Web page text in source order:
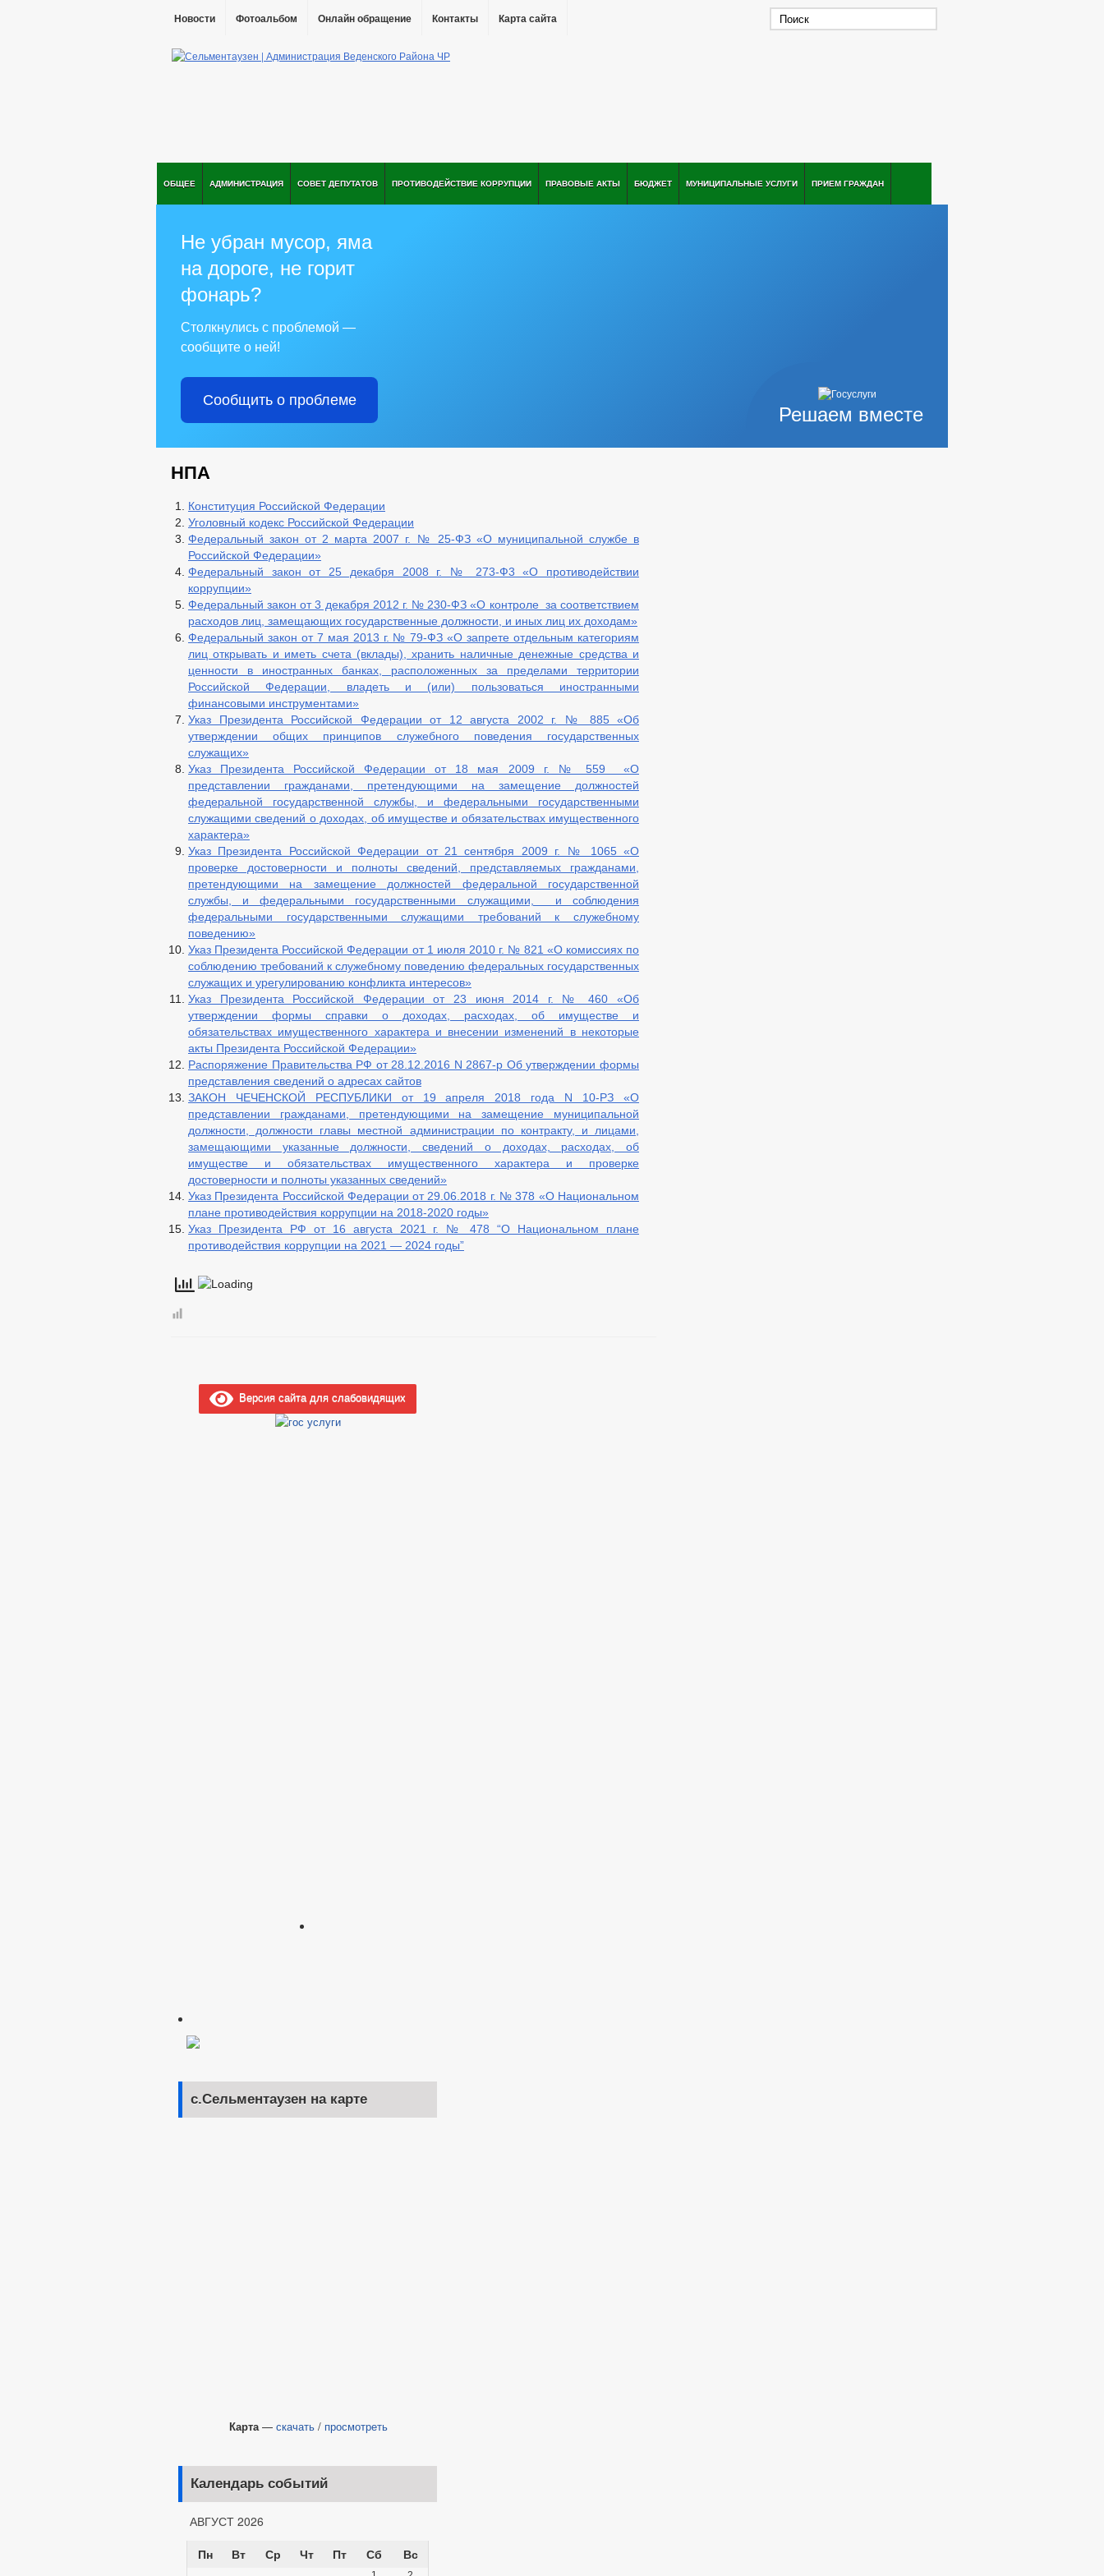
Новости Фотоальбом Онлайн обращение Контакты Карта сайта
ОБЩЕЕ АДМИНИСТРАЦИЯ СОВЕТ ДЕПУТАТОВ ПРОТИВОДЕЙСТВИЕ КОРРУПЦИИ ПРАВОВЫЕ АКТЫ БЮДЖЕТ МУНИЦИПАЛЬНЫЕ УСЛУГИ ПРИЕМ ГРАЖДАН
Решаем вместе
Не убран мусор, яма
на дороге, не горит
фонарь?
Столкнулись с проблемой —
сообщите о ней!
Сообщить о проблеме
НПА
Конституция Российской Федерации
Уголовный кодекс Российской Федерации
Федеральный закон от 2 марта 2007 г. № 25-ФЗ «О муниципальной службе в
Российской Федерации»
Федеральный закон от 25 декабря 2008 г. № 273-Ф3 «О противодействии
коррупции»
Федеральный закон от 3 декабря 2012 г. № 230-ФЗ «О контроле за соответствием
расходов лиц, замещающих государственные должности, и иных лиц их доходам»
Федеральный закон от 7 мая 2013 г. № 79-ФЗ «О запрете отдельным категориям
лиц открывать и иметь счета (вклады), хранить наличные денежные средства и
ценности в иностранных банках, расположенных за пределами территории
Российской Федерации, владеть и (или) пользоваться иностранными
финансовыми инструментами»
Указ Президента Российской Федерации от 12 августа 2002 г. № 885 «Об
утверждении общих принципов служебного поведения государственных
служащих»
Указ Президента Российской Федерации от 18 мая 2009 г. № 559 «О
представлении гражданами, претендующими на замещение должностей
федеральной государственной службы, и федеральными государственными
служащими сведений о доходах, об имуществе и обязательствах имущественного
характера»
Указ Президента Российской Федерации от 21 сентября 2009 г. № 1065 «О
проверке достоверности и полноты сведений, представляемых гражданами,
претендующими на замещение должностей федеральной государственной
службы, и федеральными государственными служащими, и соблюдения
федеральными государственными служащими требований к служебному
поведению»
Указ Президента Российской Федерации от 1 июля 2010 г. № 821 «О комиссиях по
соблюдению требований к служебному поведению федеральных государственных
служащих и урегулированию конфликта интересов»
Указ Президента Российской Федерации от 23 июня 2014 г. № 460 «Об
утверждении формы справки о доходах, расходах, об имуществе и
обязательствах имущественного характера и внесении изменений в некоторые
акты Президента Российской Федерации»
Распоряжение Правительства РФ от 28.12.2016 N 2867-р Об утверждении формы
представления сведений о адресах сайтов
ЗАКОН ЧЕЧЕНСКОЙ РЕСПУБЛИКИ от 19 апреля 2018 года N 10-РЗ «О
представлении гражданами, претендующими на замещение муниципальной
должности, должности главы местной администрации по контракту, и лицами,
замещающими указанные должности, сведений о доходах, расходах, об
имуществе и обязательствах имущественного характера и проверке
достоверности и полноты указанных сведений»
Указ Президента Российской Федерации от 29.06.2018 г. № 378 «О Национальном
плане противодействия коррупции на 2018-2020 годы»
Указ Президента РФ от 16 августа 2021 г. № 478 “О Национальном плане
противодействия коррупции на 2021 — 2024 годы”
Версия сайта для слабовидящих
с.Сельментаузен на карте
Карта — скачать / просмотреть
Календарь событий
АВГУСТ 2026
Пн
Вт Ср Чт Пт Сб Вс